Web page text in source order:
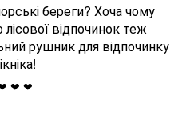
береги? Хоча чому
лісової відпочинок теж
рушник для відпочинку
❤ ❤